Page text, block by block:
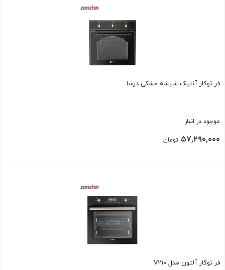
فر توكار آنتيک شيشه مشكی درسا
موجود در انبار
۵۷,۲۹۰,۰۰۰ تومان
فر توکار آلتون مدل V210